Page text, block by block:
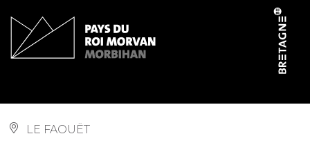
LE FAOUËT